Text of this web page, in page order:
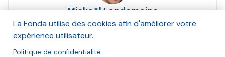
Mickaël Landemaine
Septembre 2015
La Fonda utilise des cookies afin d'améliorer votre
expérience utilisateur.
Politique de confidentialité